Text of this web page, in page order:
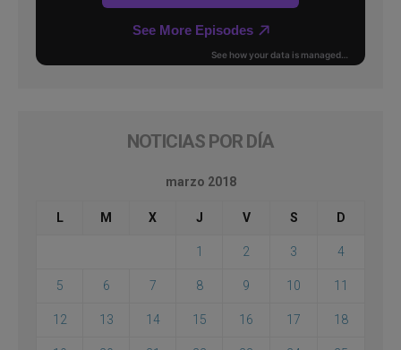
NOTICIAS POR DÍA
marzo 2018
L M X J V S D
1 2 3 4
5 6 7 8 9 10 11
12 13 14 15 16 17 18